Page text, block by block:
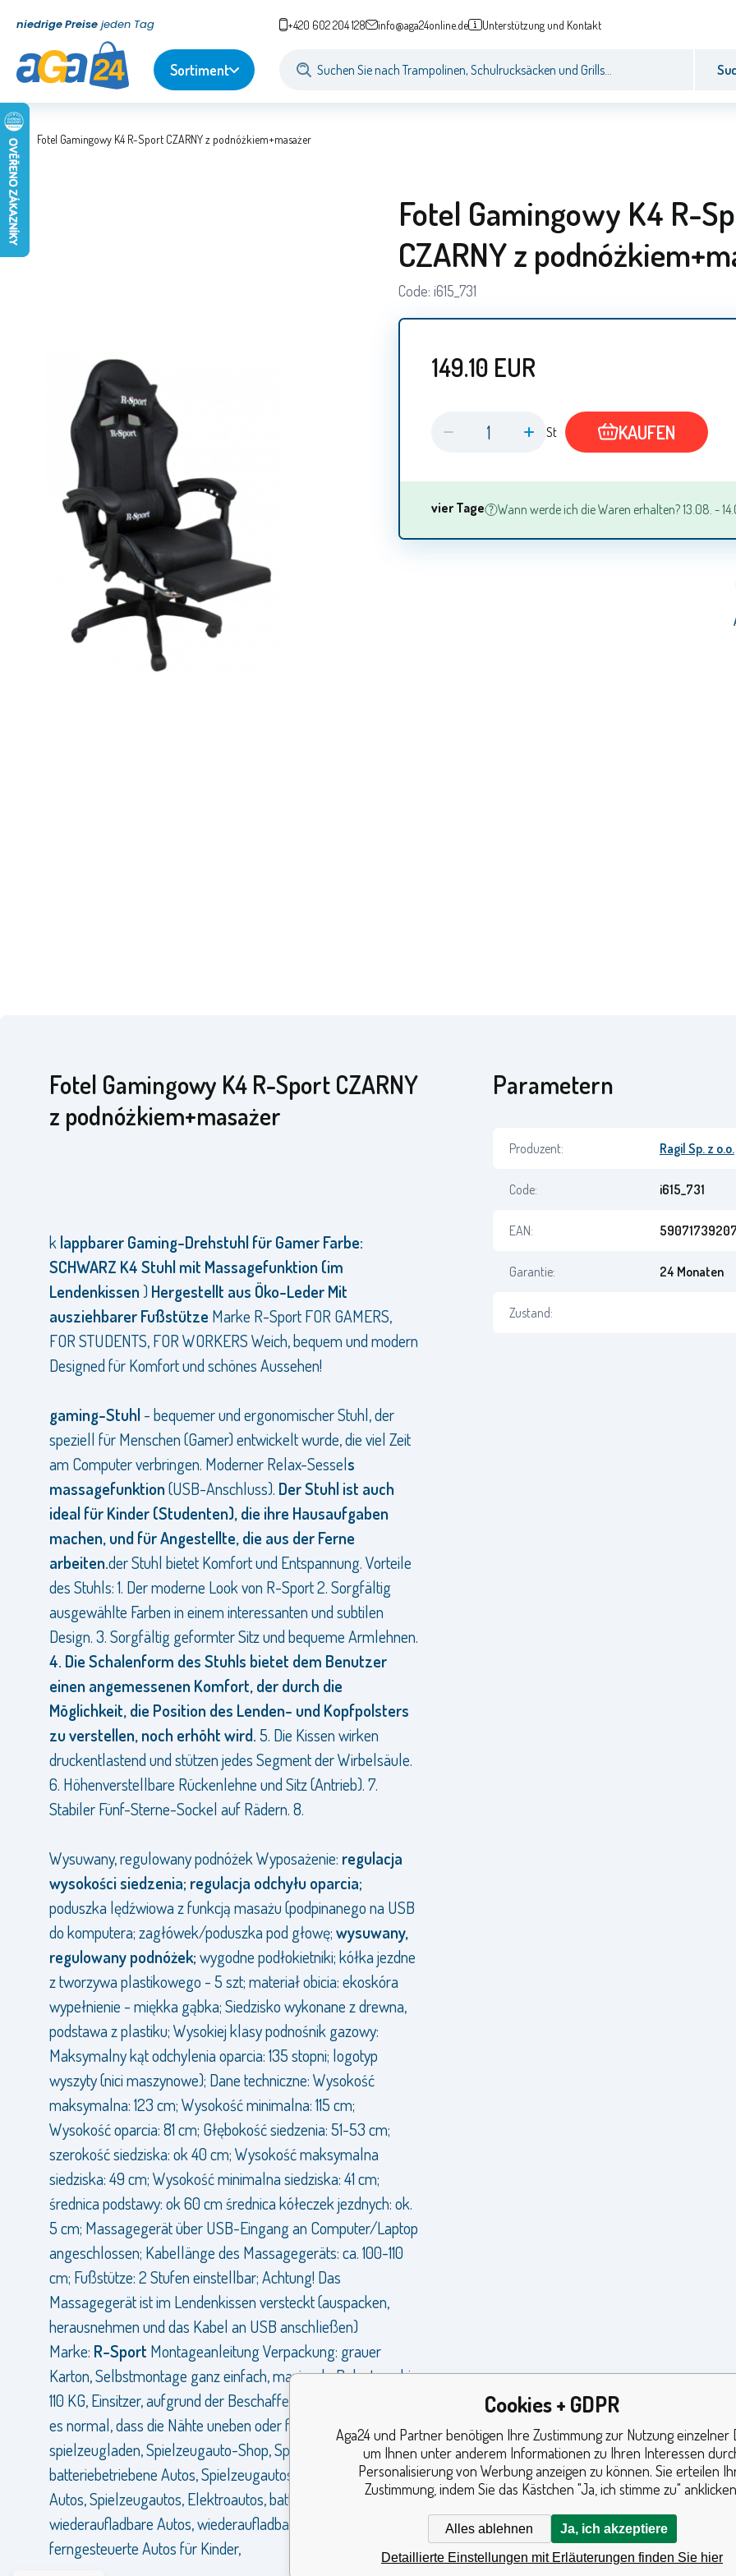
niedrige Preise jeden Tag +420 602 204 128 info@aga24online.de Unterstützung und Kontakt
Sortiment
Fotel Gamingowy K4 R-Sport CZARNY z podnóżkiem+masażer
Fotel Gamingowy K4 R-
CZARNY z
Code: i615_731
149.10 EUR
St KAUFEN
vier Tage Wann werde ich die Waren erhalten? 13.08. -
Fotel Gamingowy K4 R-Sport CZARNY
z podnóżkiem+masażer
k lappbarer Gaming-Drehstuhl für Gamer Farbe:
SCHWARZ K4 Stuhl mit Massagefunktion (im
Lendenkissen) Hergestellt aus Öko-LederMit
ausziehbarer Fußstütze Marke R-Sport FOR GAMERS,
FOR STUDENTS, FOR WORKERS Weich, bequem und modern
Designed für Komfort und schönes Aussehen!
gaming-Stuhl - bequemer und ergonomischer Stuhl, der
speziell für Menschen (Gamer) entwickelt wurde, die viel Zeit
am Computer verbringen. Moderner Relax-Sessels
massagefunktion(USB-Anschluss). Der Stuhl ist auch
ideal für Kinder (Studenten), die ihre Hausaufgaben
machen, und für Angestellte, die aus der Ferne
arbeiten.derStuhl bietet Komfort und Entspannung. Vorteile
des Stuhls: 1. Der moderne Look von R-Sport 2. Sorgfältig
ausgewählte Farben in einem interessanten und subtilen
Design. 3. Sorgfältig geformter Sitz und bequeme Armlehnen.
4. Die Schalenform des Stuhls bietet dem Benutzer
einen angemessenen Komfort, der durch die
Möglichkeit, die Position des Lenden- und Kopfpolsters
zu verstellen, noch erhöht wird.5. Die Kissen wirken
druckentlastend und stützen jedes Segment der Wirbelsäule.
6. Höhenverstellbare Rückenlehne und Sitz (Antrieb). 7.
Stabiler Fünf-Sterne-Sockel auf Rädern. 8.
Wysuwany, regulowany podnóżek Wyposażenie: regulacja
wysokości siedzenia; regulacja odchyłu oparcia;
poduszka lędźwiowa z funkcją masażu (podpinanego na USB
do komputera; zagłówek/poduszka pod głowę;wysuwany,
regulowany podnóżek;wygodne podłokietniki; kółka jezdne
z tworzywa plastikowego - 5 szt; materiał obicia: ekoskóra
wypełnienie - miękka gąbka; Siedzisko wykonane z drewna,
podstawa z plastiku; Wysokiej klasy podnośnik gazowy:
Maksymalny kąt odchylenia oparcia: 135 stopni; logotyp
wyszyty (nici maszynowe); Dane techniczne: Wysokość
maksymalna: 123 cm; Wysokość minimalna: 115 cm;
Wysokość oparcia: 81 cm; Głębokość siedzenia: 51-53 cm;
szerokość siedziska: ok 40 cm; Wysokość maksymalna
siedziska: 49 cm; Wysokość minimalna siedziska: 41 cm;
średnica podstawy: ok 60 cm średnica kółeczek jezdnych: ok.
5 cm; Massagegerät über USB-Eingang an Computer/Laptop
angeschlossen; Kabellänge des Massagegeräts: ca. 100-110
cm; Fußstütze: 2 Stufen einstellbar; Achtung! Das
Massagegerät ist im Lendenkissen versteckt (auspacken,
herausnehmen und das Kabel an USB anschließen)
Marke: R-Sport Montageanleitung Verpackung: grauer
Karton, Selbstmontage ganz einfach, maximale Belastung bis
110 KG, Einsitzer, aufgrund der Beschaffenheit des Exocells ist
es normal, dass die Nähte uneben oder faltig sind,
spielzeugladen, Spielzeugauto-Shop, Spielzeugauto-Shop,
batteriebetriebene Autos, Spielzeugautos, ferngesteuerte
Autos, Spielzeugautos, Elektroautos, batteriebetriebene Autos,
wiederaufladbare Autos, wiederaufladbare Autos,
ferngesteuerte Autos für Kinder,
Parametern
Produzent: Ragil Sp. z o.o.
Code: i615_731
EAN:
Garantie: 24 Monaten
Zustand:
Cookies + GDPR
Aga24 und Partner benötigen Ihre Zustimmung zur Nutzung einzelner
um Ihnen unter anderem Informationen zu Ihren Interessen
Personalisierung von Werbung anzeigen zu können. Sie erteilen
Zustimmung, indem Sie das Kästchen "Ja, ich stimme zu"
Alles ablehnen Ja, ich akzeptiere
Detaillierte Einstellungen mit Erläuterungen finden Sie hier